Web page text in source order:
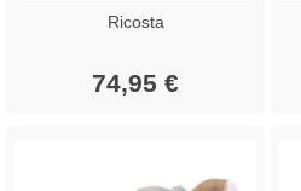
Ricosta
74,95 €